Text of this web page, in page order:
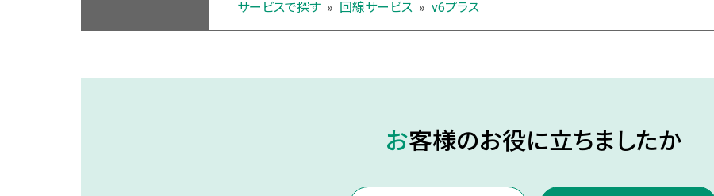
サービスで探す » 回線サービス » v6プラス
お客様のお役に立ちましたか